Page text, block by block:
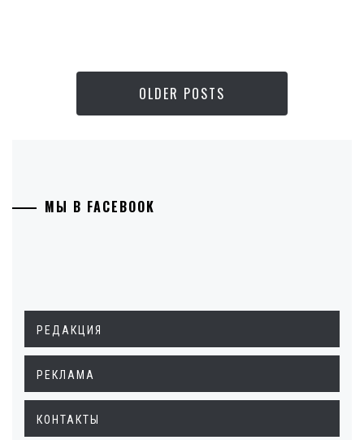
OLDER POSTS
МЫ В FACEBOOK
РЕДАКЦИЯ
РЕКЛАМА
КОНТАКТЫ